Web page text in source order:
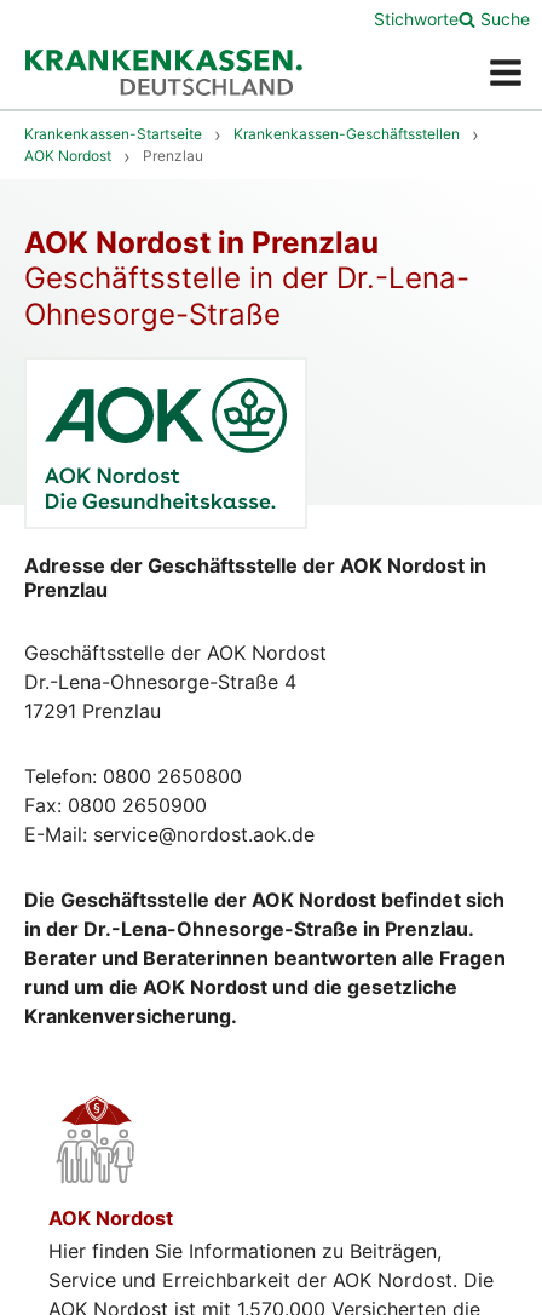
Menü
Stichworte Suche
Krankenkassen-Startseite
Krankenkassen-Geschäftsstellen
AOK Nordost
Prenzlau
AOK Nordost in Prenzlau
Geschäftsstelle in der Dr.-Lena-
Ohnesorge-Straße
Adresse der Geschäftsstelle der AOK Nordost in
Prenzlau
Geschäftsstelle der AOK Nordost
Dr.-Lena-Ohnesorge-Straße 4
17291 Prenzlau
Telefon: 0800 2650800
Fax: 0800 2650900
E-Mail: service@nordost.aok.de
Die Geschäftsstelle der AOK Nordost befindet sich
in der Dr.-Lena-Ohnesorge-Straße in Prenzlau.
Berater und Beraterinnen beantworten alle Fragen
rund um die AOK Nordost und die gesetzliche
Krankenversicherung.
AOK Nordost
Hier finden Sie Informationen zu Beiträgen,
Service und Erreichbarkeit der AOK Nordost. Die
AOK Nordost ist mit 1.570.000 Versicherten die